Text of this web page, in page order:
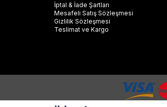
İptal & İade Şartları
Mesafeli Satış Sözleşmesi
Gizlilik Sözleşmesi
Teslimat ve Kargo